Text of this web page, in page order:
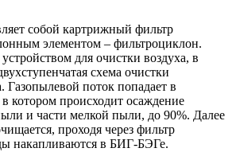
собой картрижный фильтр
элементом – фильтроциклон.
устройством для очистки воздуха, в
схема очистки
Газопылевой поток попадает в
котором происходит осаждение
и части мелкой пыли, до 90%. Далее
проходя через фильтр
накапливаются в БИГ-БЭГе.